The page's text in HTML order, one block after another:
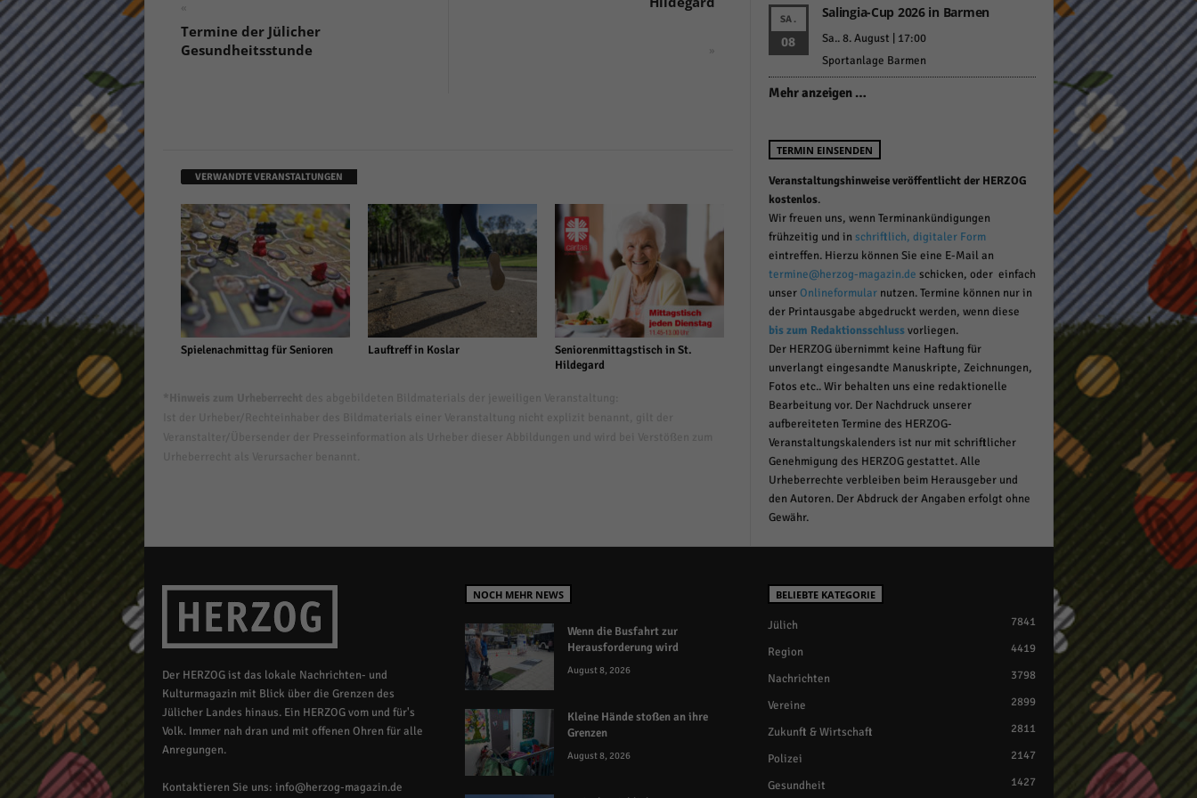
«
Termine der Jülicher
Gesundheitsstunde
»
VERWANDTE VERANSTALTUNGEN
Spielenachmittag für Senioren Lauftreff in Koslar
Seniorenmittagstisch in St.
Hildegard
SA.
08
Salingia-Cup 2026 in Barmen
Sa.. 8. August | 17:00
Sportanlage Barmen
Mehr anzeigen …
TERMIN EINSENDEN
Veranstaltungshinweise veröffentlicht der HERZOG
kostenlos.
Wir freuen uns, wenn Terminankündigungen
frühzeitig und in schriftlich, digitaler Form
eintreffen. Hierzu können Sie eine E-Mail an
termine@herzog-magazin.de schicken, oder einfach
unserOnlineformularnutzen. Termine können nur in
der Printausgabe abgedruckt werden, wenn diese
bis zum Redaktionsschlussvorliegen.
Der HERZOG übernimmt keine Haftung für
unverlangt eingesandte Manuskripte, Zeichnungen,
Fotos etc.. Wir behalten uns eine redaktionelle
Bearbeitung vor. Der Nachdruck unserer
aufbereiteten Termine des HERZOG-
Veranstaltungskalenders ist nur mit schriftlicher
Genehmigung des HERZOG gestattet. Alle
Urheberrechte verbleiben beim Herausgeber und
den Autoren. Der Abdruck der Angaben erfolgt ohne
Gewähr.
Der HERZOG ist das lokale Nachrichten- und
Kulturmagazin mit Blick über die Grenzen des
Jülicher Landes hinaus. Ein HERZOG vom und für's
Volk. Immer nah dran und mit offenen Ohren für alle
Anregungen.
Kontaktieren Sie uns: info@herzog-magazin.de
NOCH MEHR NEWS
Wenn die Busfahrt zur
Herausforderung wird
August 8, 2026
Kleine Hände stoßen an ihre
Grenzen
August 8, 2026
BELIEBTE KATEGORIE
Jülich 7841
Region 4419
Nachrichten 3798
Vereine 2899
Zukunft & Wirtschaft 2811
Polizei 2147
Gesundheit 1427
Impressum